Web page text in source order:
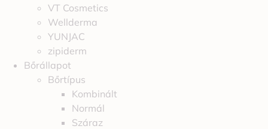
VT Cosmetics
Wellderma
YUNJAC
zipiderm
Bőrállapot
Bőrtípus
Kombinált
Normál
Száraz